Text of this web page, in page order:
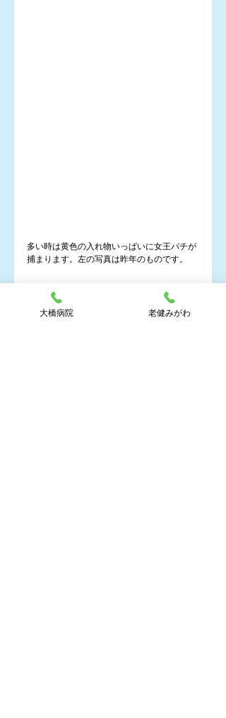
多い時は黄色の入れ物いっぱいに女王バチが
捕まります。左の写真は昨年のものです。
大橋病院 老健みがわ